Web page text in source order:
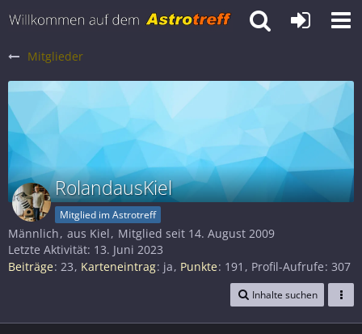
Mitglieder
RolandausKiel
Mitglied im Astrotreff
Männlich aus Kiel
Mitglied seit 14. August 2009
Letzte Aktivität: 13. Juni 2023
Beiträge 23 Karteneintrag ja Punkte 191 Profil-Aufrufe 307
Inhalte suchen